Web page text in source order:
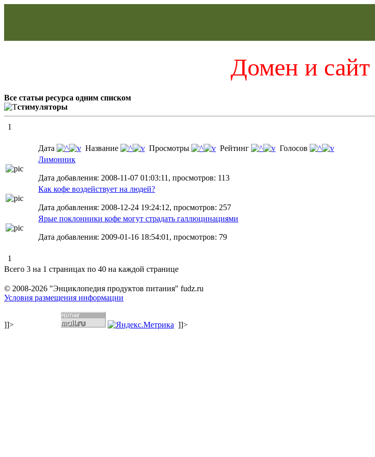
Домен и сайт
Все статьи ресурса одним списком
стимуляторы
1
Дата Название Просмотры Рейтинг
Голосов
Лимонник
Дата добавления: 2008-11-07 01:03:11, просмотров: 113
Как кофе воздействует на людей?
Дата добавления: 2008-12-24 19:24:12, просмотров: 257
Ярые поклонники кофе могут страдать галлюцинациями
Дата добавления: 2009-01-16 18:54:01, просмотров: 79
1
Всего 3 на 1 страницах по 40 на каждой странице
© 2008-2026 "Энциклопедия продуктов питания" fudz.ru
Условия размещения информации
]]> ]]>